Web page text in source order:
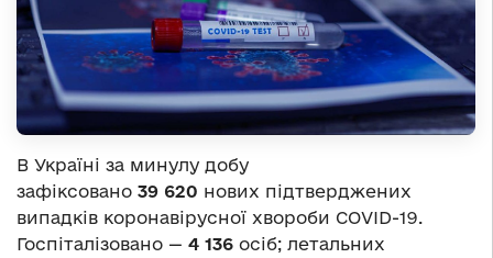
В Україні за минулу добу
зафіксовано 39 620 нових підтверджених
випадків коронавірусної хвороби COVID-19.
Госпіталізовано — 4 136 осіб; летальних